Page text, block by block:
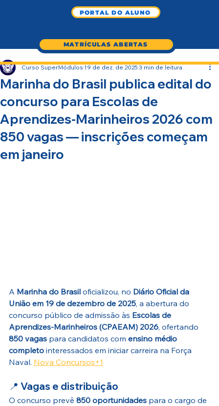
MATRÍCULAS ABERTAS
PORTAL DO ALUNO
Marinha do Brasil publica edital do
concurso para Escolas de
Aprendizes-Marinheiros 2026 com
850 vagas — inscrições começam
em janeiro
Curso SuperMódulos 19 de dez. de 2025 3 min de leitura
A Marinha do Brasil oficializou, no Diário Oficial da
União em 19 de dezembro de 2025, a abertura do
concurso público de admissão às Escolas de
Aprendizes-Marinheiros (CPAEAM) 2026, ofertando
850 vagas para candidatos com ensino médio
completo interessados em iniciar carreira na Força
Naval. Nova Concursos+1
📍 Vagas e distribuição
O concurso prevê 850 oportunidades para o cargo de